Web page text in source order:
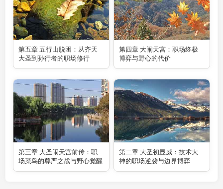
第五章 五行山脱困：从齐天
大圣到孙行者的职场修行
第四章 大闹天宫：职场终极
博弈与野心的代价
第三章 大圣闹天宫前传：职
场菜鸟的尊严之战与野心觉醒
第二章 大圣初显威：技术大
神的职场逆袭与边界博弈